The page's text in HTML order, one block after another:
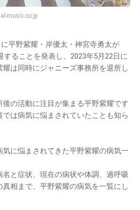
music.co.jp
平野紫耀・岸優太・神宮寺勇太が
することを発表し、2023年5月22日に
は同時にジャニーズ事務所を退所し
後の活動に注目が集まる平野紫耀です
は病気に悩まされていたことも知ら
気に悩まされてきた平野紫耀の病気一
と症状、現在の病状や体調、過呼吸
相まで、平野紫耀の病気を一覧にし